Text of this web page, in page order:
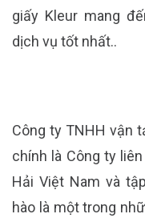
giấy Kleur mang
dịch vụ tốt nhất..
Công ty TNHH vận
chính là Công ty
Hải Việt Nam và
hào là một trong